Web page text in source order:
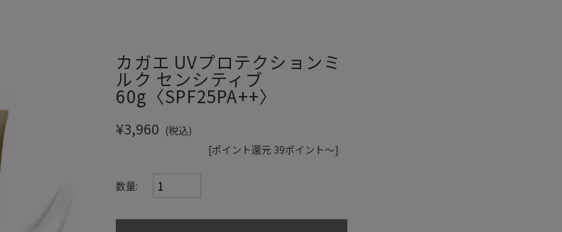
カガエ UVプロテクションミ
ルク センシティブ
60g〈SPF25PA++〉
¥3,960 (税込)
[ポイント還元 39ポイント～]
数量: